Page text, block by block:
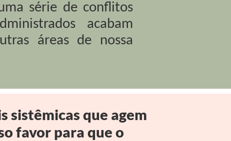
sistêmicas que agem
favor para que o
série de conflitos
acabam
áreas de nossa